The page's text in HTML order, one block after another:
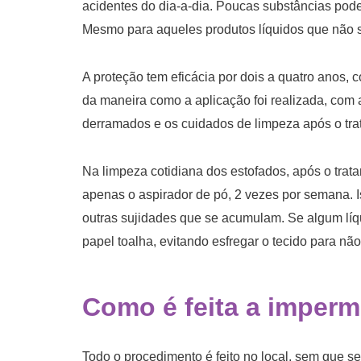
acidentes do dia-a-dia. Poucas substâncias
Mesmo para aqueles produtos líquidos que
A proteção tem eficácia por dois a quatro anos,
da maneira como a aplicação foi realizada,
derramados e os cuidados de limpeza após o
Na limpeza cotidiana dos estofados, após o
apenas o aspirador de pó, 2 vezes por
outras sujidades que se acumulam. Se algum
papel toalha, evitando esfregar o tecido para
Como é feita a
Todo o procedimento é feito no local, sem que